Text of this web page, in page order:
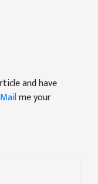
and have
Mailme your